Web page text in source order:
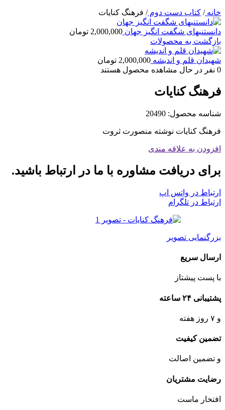
خانه/ کتاب دست دوم/ فرهنگ کنایات
دانستنیهای شگفت انگیز جهان 2,000,000 تومان
بازگشت به محصولات
شهیدان قلم و اندیشه 2,000,000 تومان
0 نفر در حال مشاهده محصول هستند
فرهنگ کنایات
شناسه محصول: 20490
فرهنگ کنایات نوشته منصورت ثروت
افزودن به علاقه مندی
برای دریافت مشاوره با ما در ارتباط باشید.
ارتباط در واتس اپ
ارتباط در تلگرام
بزرگنمایی تصویر
ارسال سریع
با پست پیشتاز
پشتیبانی ۲۴ ساعته
و ۷ روز هفته
تضمین کیفیت
و تضمین اصالت
رضایت مشتریان
افتخار ماست